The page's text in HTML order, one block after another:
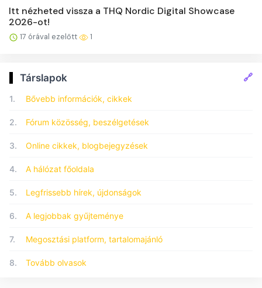
Itt nézheted vissza a THQ Nordic Digital Showcase
2026-ot!
17 órával ezelőtt 1
Társlapok 🔗
1. Bővebb információk, cikkek
2. Fórum közösség, beszélgetések
3. Online cikkek, blogbejegyzések
4. A hálózat főoldala
5. Legfrissebb hírek, újdonságok
6. A legjobbak gyűjteménye
7. Megosztási platform, tartalomajánló
8. Tovább olvasok